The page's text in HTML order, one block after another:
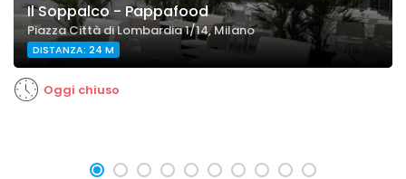
Il Soppalco - Pappafood
Piazza Città di Lombardia 1/14, Milano
DISTANZA: 24 M
Oggi chiuso